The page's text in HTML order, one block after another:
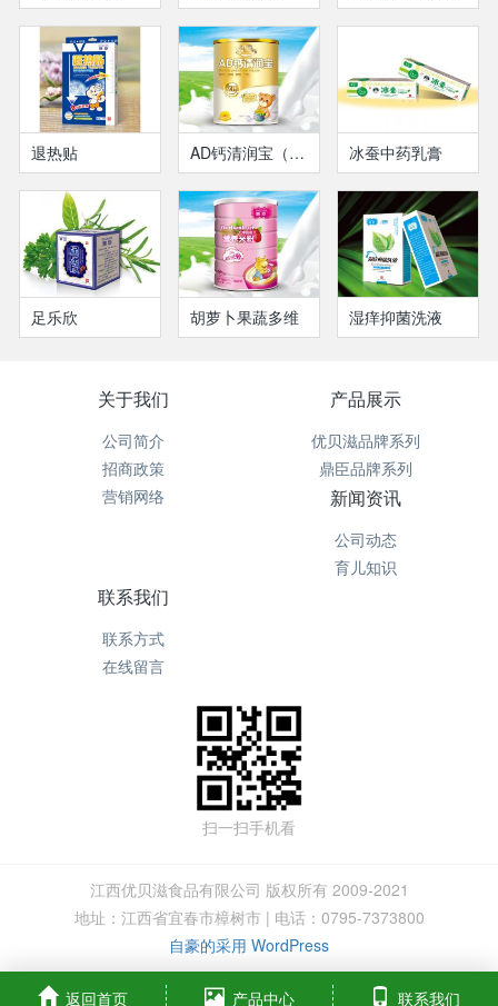
退热贴 AD钙清润宝（瓶装） 冰蚕中药乳膏
足乐欣 胡萝卜果蔬多维 湿痒抑菌洗液
关于我们
公司简介
招商政策
营销网络
产品展示
优贝滋品牌系列
鼎臣品牌系列
新闻资讯
公司动态
育儿知识
联系我们
联系方式
在线留言
扫一扫手机看
江西优贝滋食品有限公司 版权所有 2009-2021
地址：江西省宜春市樟树市 | 电话：0795-7373800
自豪的采用 WordPress
返回首页 产品中心 联系我们